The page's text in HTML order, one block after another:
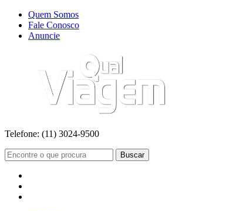
Quem Somos
Fale Conosco
Anuncie
Telefone: (11) 3024-9500
Buscar